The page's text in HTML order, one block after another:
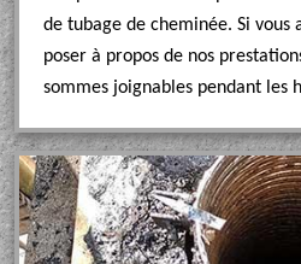
de tubage de cheminée. Si vous
poser à propos de nos
sommes joignables pendant les